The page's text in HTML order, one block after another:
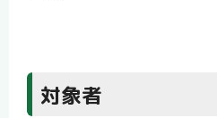
対象者